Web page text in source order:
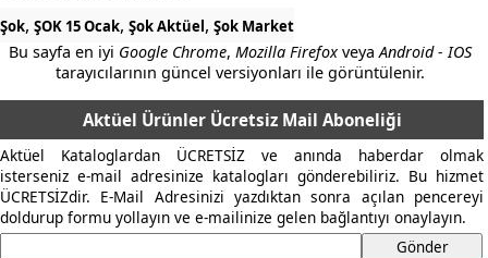
Şok, ŞOK 15 Ocak, Şok Aktüel, Şok Market
Bu sayfa en iyi Google Chrome,Mozilla Firefox veyaAndroid - IOS
tarayıcılarının güncel versiyonları ile görüntülenir.
Aktüel Ürünler Ücretsiz Mail Aboneliği
Aktüel Kataloglardan ÜCRETSİZ ve anında haberdar olmak
isterseniz e-mail adresinize katalogları gönderebiliriz. Bu hizmet
ÜCRETSİZdir. E-Mail Adresinizi yazdıktan sonra açılan pencereyi
doldurup formu yollayın ve e-mailinize gelen bağlantıyı onaylayın.